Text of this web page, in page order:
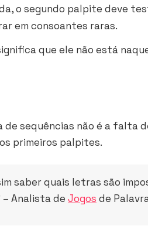
o segundo palpite deve
em consoantes raras.
que ele não está
de sequências não é a falta
primeiros palpites.
saber quais letras são
Analista de Jogos de